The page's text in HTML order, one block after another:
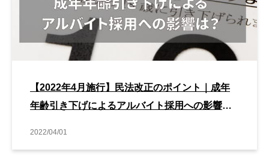
【2022年4月施行】民法改正のポイント｜成年
年齢引き下げによるアルバイト採用への影響
2022/04/01